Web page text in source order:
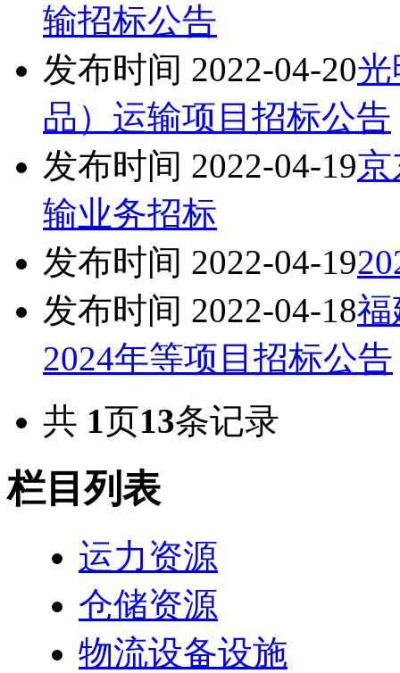
输招标公告
发布时间 2022-04-20
品）运输项目招标公告
发布时间 2022-04-19
输业务招标
发布时间 2022-04-19
发布时间 2022-04-18福
2024年等项目招标公告
共 1页13条记录
栏目列表
运力资源
仓储资源
物流设备设施